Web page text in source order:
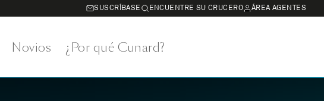
SUSCRÍBASE ENCUENTRE SU CRUCERO ÁREA AGENTES
Novios ¿Por qué Cunard?